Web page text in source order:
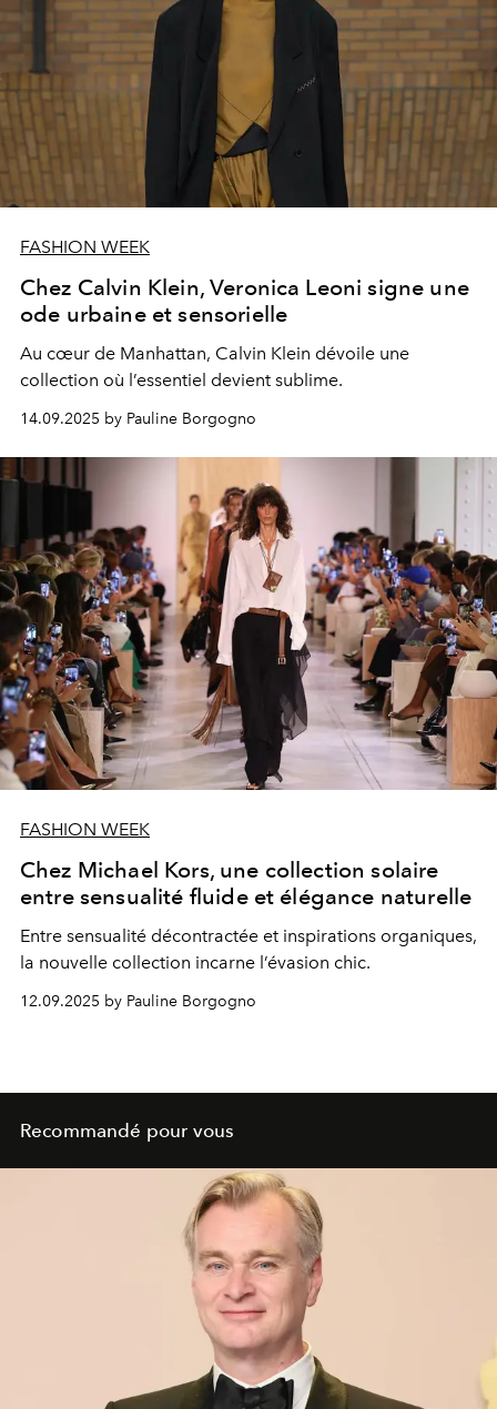
FASHION WEEK
Chez Calvin Klein, Veronica Leoni signe une
ode urbaine et sensorielle
Au cœur de Manhattan, Calvin Klein dévoile une
collection où l’essentiel devient sublime.
14.09.2025 by Pauline Borgogno
FASHION WEEK
Chez Michael Kors, une collection solaire
entre sensualité fluide et élégance naturelle
Entre sensualité décontractée et inspirations organiques,
la nouvelle collection incarne l’évasion chic.
12.09.2025 by Pauline Borgogno
Recommandé pour vous